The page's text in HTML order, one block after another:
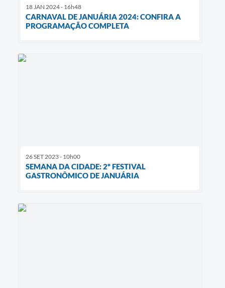
18 JAN 2024 - 16h48
CARNAVAL DE JANUÁRIA 2024: CONFIRA A
PROGRAMAÇÃO COMPLETA
26 SET 2023 - 10h00
SEMANA DA CIDADE: 2º FESTIVAL
GASTRONÔMICO DE JANUÁRIA